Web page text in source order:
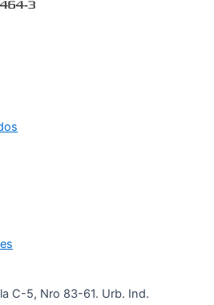
C-5, Nro 83-61. Urb. Ind.